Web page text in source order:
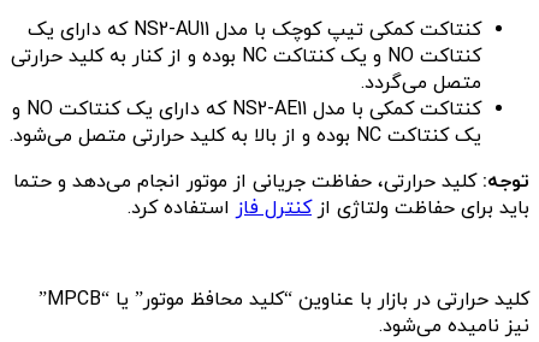
کنتاکت کمکی تیپ کوچک با مدل NS2-AU11 که دارای یک
کنتاکت NO و یک کنتاکت NC بوده و از کنار به کلید حرارتی
متصل می‌گردد.
کنتاکت کمکی با مدل NS2-AE11 که دارای یک کنتاکت NO و
یک کنتاکت NC بوده و از بالا به کلید حرارتی متصل می‌شود.
توجه: کلید حرارتی، حفاظت جریانی از موتور انجام می‌دهد و حتما
باید برای حفاظت ولتاژی ازکنترل فاز استفاده کرد.
کلید حرارتی در بازار با عناوین “کلید محافظ موتور” یا “MPCB”
نیز نامیده می‌شود.